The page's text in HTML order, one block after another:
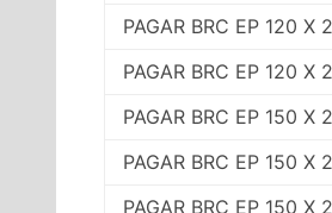
PAGAR BRC EP 120 X
PAGAR BRC EP 120 X
PAGAR BRC EP 150 X
PAGAR BRC EP 150 X
PAGAR BRC EP 150 X